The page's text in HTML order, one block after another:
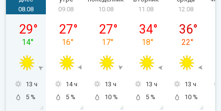
събота, 08.08
08.08
29°
14°
13 ч
5 %
09.08
27°
16°
14 ч
5 %
10.08
27°
17°
13 ч
10 %
11.08
34°
18°
13 ч
5 %
12.08
36°
22°
13 ч
10 %